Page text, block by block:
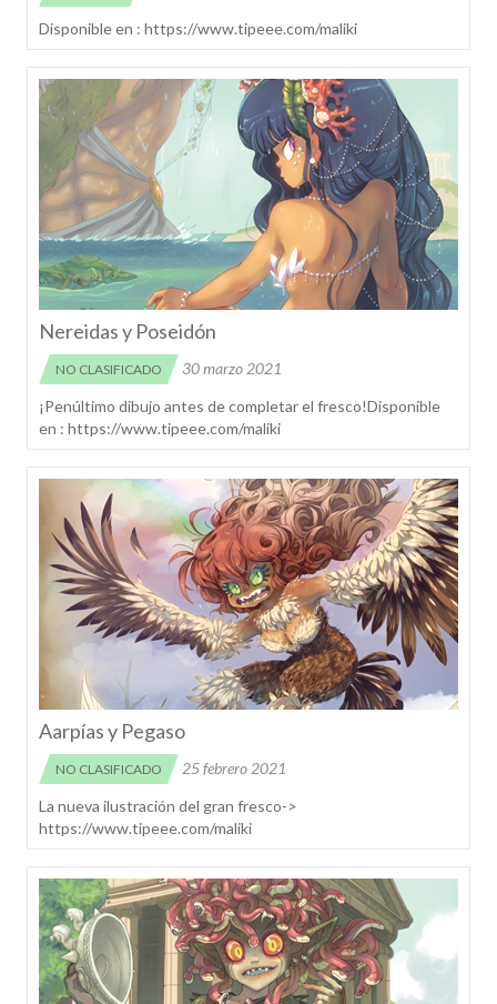
Disponible en : https://www.tipeee.com/maliki
Nereidas y Poseidón
NO CLASIFICADO
30 marzo 2021
¡Penúltimo dibujo antes de completar el fresco!Disponible
en : https://www.tipeee.com/maliki
Aarpías y Pegaso
NO CLASIFICADO
25 febrero 2021
La nueva ilustración del gran fresco->
https://www.tipeee.com/maliki